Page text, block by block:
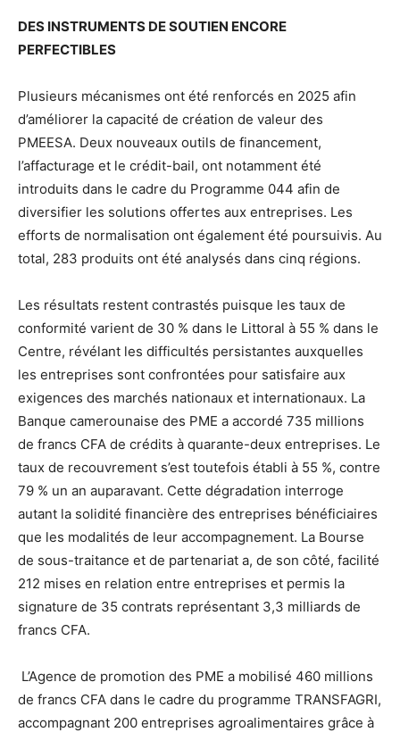
DES INSTRUMENTS DE SOUTIEN ENCORE
PERFECTIBLES
Plusieurs mécanismes ont été renforcés en 2025 afin
d’améliorer la capacité de création de valeur des
PMEESA. Deux nouveaux outils de financement,
l’affacturage et le crédit-bail, ont notamment été
introduits dans le cadre du Programme 044 afin de
diversifier les solutions offertes aux entreprises. Les
efforts de normalisation ont également été poursuivis. Au
total, 283 produits ont été analysés dans cinq régions.
Les résultats restent contrastés puisque les taux de
conformité varient de 30 % dans le Littoral à 55 % dans le
Centre, révélant les difficultés persistantes auxquelles
les entreprises sont confrontées pour satisfaire aux
exigences des marchés nationaux et internationaux. La
Banque camerounaise des PME a accordé 735 millions
de francs CFA de crédits à quarante-deux entreprises. Le
taux de recouvrement s’est toutefois établi à 55 %, contre
79 % un an auparavant. Cette dégradation interroge
autant la solidité financière des entreprises bénéficiaires
que les modalités de leur accompagnement. La Bourse
de sous-traitance et de partenariat a, de son côté, facilité
212 mises en relation entre entreprises et permis la
signature de 35 contrats représentant 3,3 milliards de
francs CFA.
L’Agence de promotion des PME a mobilisé 460 millions
de francs CFA dans le cadre du programme TRANSFAGRI,
accompagnant 200 entreprises agroalimentaires grâce à